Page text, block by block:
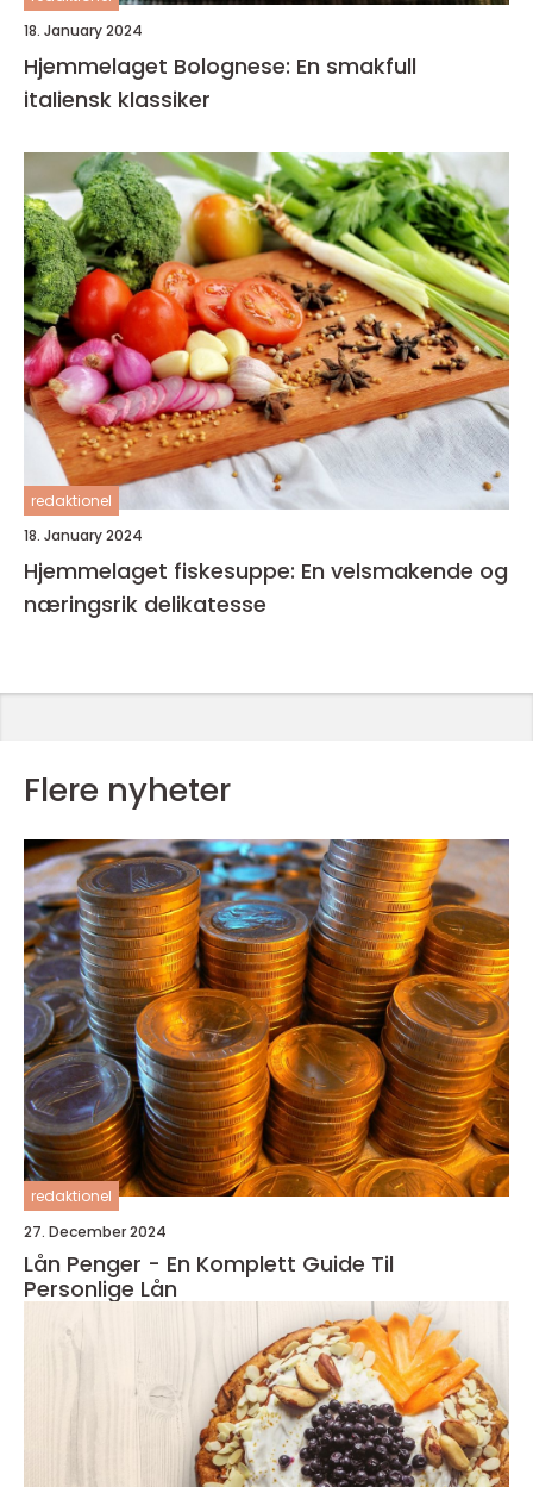
18. January 2024
Hjemmelaget Bolognese: En smakfull
italiensk klassiker
redaktionel
18. January 2024
Hjemmelaget fiskesuppe: En velsmakende og
næringsrik delikatesse
Flere nyheter
redaktionel
27. December 2024
Lån Penger - En Komplett Guide Til
Personlige Lån